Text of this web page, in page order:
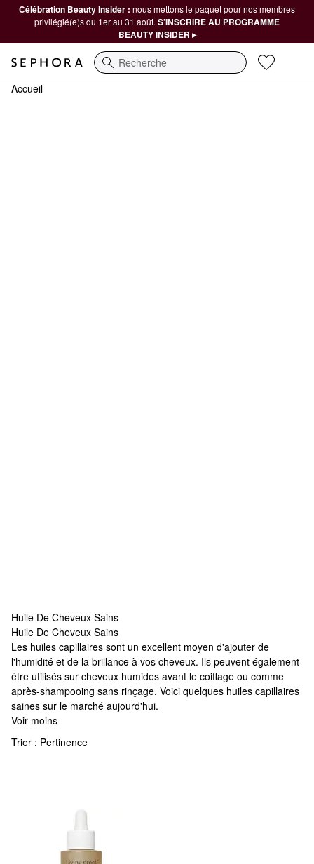
Célébration Beauty Insider : nous mettons le paquet pour nos membres
privilégié(e)s du 1er au 31 août. S’INSCRIRE AU PROGRAMME
BEAUTY INSIDER ▸
Recherche
Accueil
Huile De Cheveux Sains
Huile De Cheveux Sains
Huile De Cheveux Sains
Les huiles capillaires sont un excellent moyen d'ajouter de
l'humidité et de la brillance à vos cheveux. Ils peuvent également
être utilisés sur cheveux humides avant le coiffage ou comme
après-shampooing sans rinçage. Voici quelques huiles capillaires
saines sur le marché aujourd'hui.
Voir moins
Trier : Pertinence